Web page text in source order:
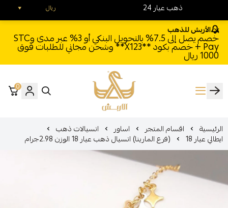
الأربش للذهب
خصم يصل إلى 7.5% بالتحويل البنكي أو 3% عبر مدى وSTC
Pay + خصم بكود **X123** وشحن مجاني للطلبات فوق
1000 ريال
الأربش للذهب
0
الرئيسية اقسام المتجر اساور انسيالات ذهب
ايطالي عيار 18 (فرع المارينا) انسيال ذهب عيار 18 الوزن 2.98جرام
24 ذهب عيار ريال